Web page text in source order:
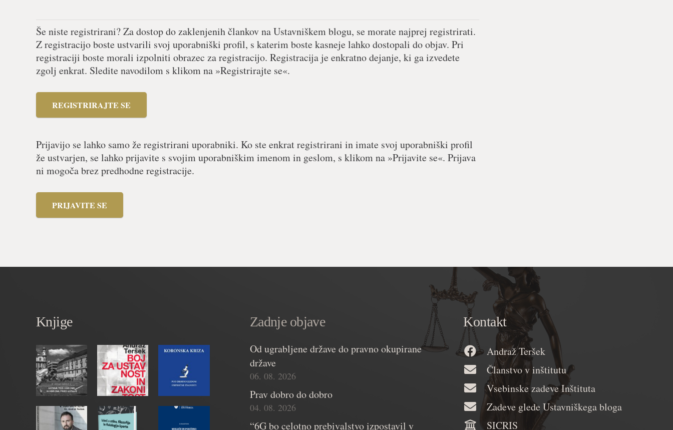
Še niste registrirani? Za dostop do zaklenjenih člankov na Ustavniškem blogu, se morate najprej registrirati.
Z registracijo boste ustvarili svoj uporabniški profil, s katerim boste kasneje lahko dostopali do objav. Pri
registraciji boste morali izpolniti obrazec za registracijo. Registracija je enkratno dejanje, ki ga izvedete
zgolj enkrat. Sledite navodilom s klikom na »Registrirajte se«.
REGISTRIRAJTE SE
Prijavijo se lahko samo že registrirani uporabniki. Ko ste enkrat registrirani in imate svoj uporabniški profil
že ustvarjen, se lahko prijavite s svojim uporabniškim imenom in geslom, s klikom na »Prijavite se«. Prijava
ni mogoča brez predhodne registracije.
PRIJAVITE SE
Knjige Zadnje objave
Od ugrabljene države do pravno okupirane
države
06. 08. 2026
Prav dobro do dobro
04. 08. 2026
“6G bo celotno prebivalstvo izpostavil v
Kontakt
Andraž Teršek
Članstvo v inštitutu
Vsebinske zadeve Inštituta
Zadeve glede Ustavniškega bloga
SICRIS